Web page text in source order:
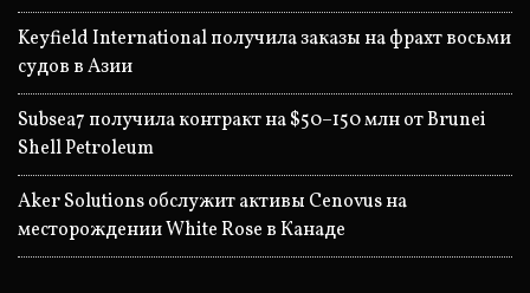
Keyfield International получила заказы на фрахт восьми
судов в Азии
Subsea7 получила контракт на $50–150 млн от Brunei
Shell Petroleum
Aker Solutions обслужит активы Cenovus на
месторождении White Rose в Канаде